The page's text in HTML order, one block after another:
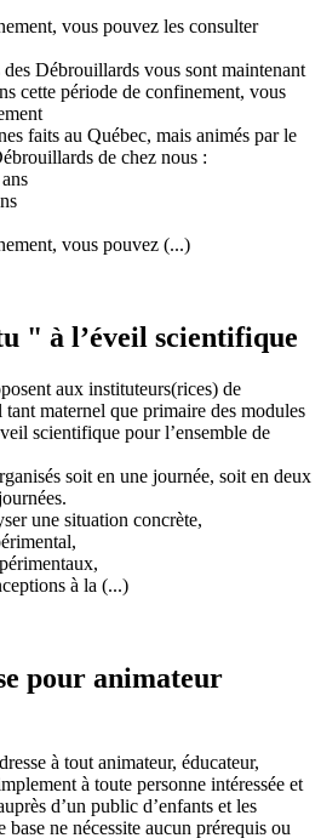
vous pouvez les consulter
Débrouillards vous sont maintenant
cette période de confinement, vous
faits au Québec, mais animés par le
de chez nous :
vous pouvez (...)
" à l’éveil scientifique
aux instituteurs(rices) de
tant maternel que primaire des modules
scientifique pour l’ensemble de
soit en une journée, soit en deux
une situation concrète,
à la (...)
pour animateur
à tout animateur, éducateur,
à toute personne intéressée et
d’un public d’enfants et les
ne nécessite aucun prérequis ou